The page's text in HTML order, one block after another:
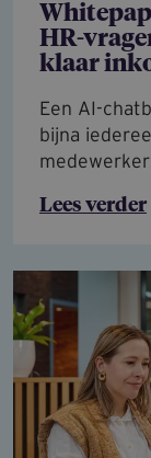
HR-
klaar
Een AI-
bijna
Lees verder